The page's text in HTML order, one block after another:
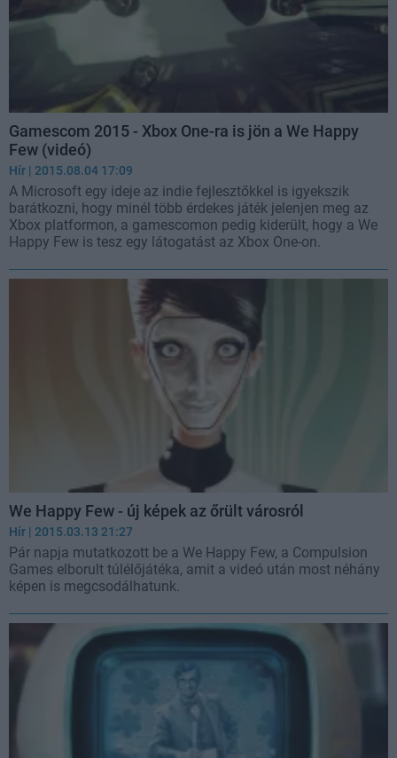
Gamescom 2015 - Xbox One-ra is jön a We Happy
Few (videó)
Hír | 2015.08.04 17:09
A Microsoft egy ideje az indie fejlesztőkkel is igyekszik
barátkozni, hogy minél több érdekes játék jelenjen meg az
Xbox platformon, a gamescomon pedig kiderült, hogy a We
Happy Few is tesz egy látogatást az Xbox One-on.
We Happy Few - új képek az őrült városról
Hír | 2015.03.13 21:27
Pár napja mutatkozott be a We Happy Few, a Compulsion
Games elborult túlélőjátéka, amit a videó után most néhány
képen is megcsodálhatunk.